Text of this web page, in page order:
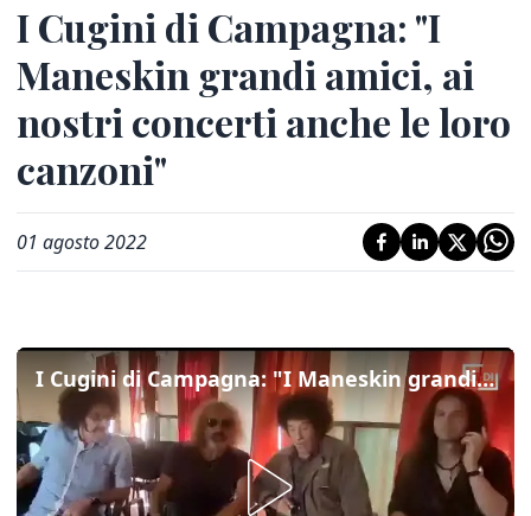
I Cugini di Campagna: "I
Maneskin grandi amici, ai
nostri concerti anche le loro
canzoni"
01 agosto 2022
I Cugini di Campagna: "I Maneskin grandi amici, ai nostri concerti anche le loro canzoni"